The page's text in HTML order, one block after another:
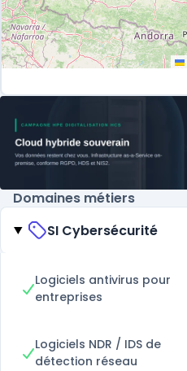
Domaines métiers
SI Cybersécurité
Logiciels antivirus pour
entreprises
Logiciels NDR / IDS de
détection réseau